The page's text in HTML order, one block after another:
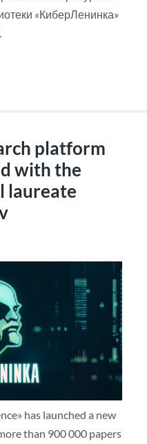
«КиберЛенинка»
platform
with the
laureate
has launched a new
than 900 000 papers